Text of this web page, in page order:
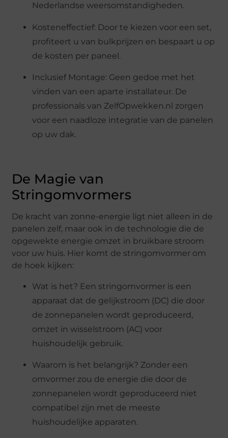
Nederlandse weersomstandigheden.
Kosteneffectief: Door te kiezen voor een set,
profiteert u van bulkprijzen en bespaart u op
de kosten per paneel.
Inclusief Montage: Geen gedoe met het
vinden van een aparte installateur. De
professionals van ZelfOpwekken.nl zorgen
voor een naadloze integratie van de panelen
op uw dak.
De Magie van
Stringomvormers
De kracht van zonne-energie ligt niet alleen in de
panelen zelf, maar ook in de technologie die de
opgewekte energie omzet in bruikbare stroom
voor uw huis. Hier komt de stringomvormer om
de hoek kijken:
Wat is het? Een stringomvormer is een
apparaat dat de gelijkstroom (DC) die door
de zonnepanelen wordt geproduceerd,
omzet in wisselstroom (AC) voor
huishoudelijk gebruik.
Waarom is het belangrijk? Zonder een
omvormer zou de energie die door de
zonnepanelen wordt geproduceerd niet
compatibel zijn met de meeste
huishoudelijke apparaten.